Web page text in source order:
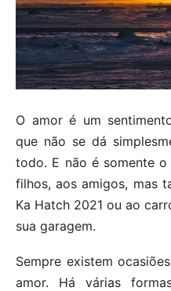
O amor é um
que não se dá
todo. E não é somente
filhos, aos amigos, mas
Ka Hatch 2021 ou ao
sua garagem.
Sempre existem
amor. Há várias